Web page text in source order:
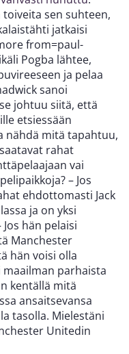
sen suhteen,
jatkaisi
from=paul-
Pogba lähtee,
ja pelaa
sanoi
johtuu siitä, että
etsiessään
nähdä mitä tapahtuu,
rahat
vai
– Jos
ehdottomasti Jack
ja on yksi
hän pelaisi
Manchester
hän voisi olla
parhaista
kentällä mitä
ansaitsevansa
tasolla. Mielestäni
Unitedin